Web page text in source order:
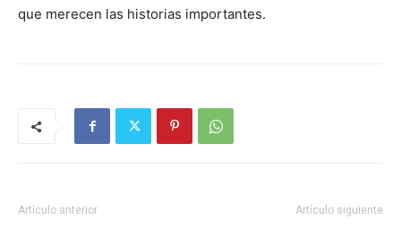
que merecen las historias importantes.
Artículo anterior Artículo siguiente